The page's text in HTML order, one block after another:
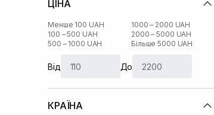
El’Code
HydroPeptide (+3)
I'm From(+11)
IS Clinical (+1)
Image Skincare(+2)
Lalarecipe
Manyo Factory
ЦІНА
Менше 100 UAH
100 – 500 UAH
500 – 1000 UAH
1000 – 2000 UAH
2000 – 5000 UAH
Більше 5000 UAH
Від До
КРАЇНА